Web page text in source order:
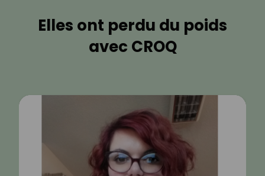
Elles ont perdu du poids
avec CROQ